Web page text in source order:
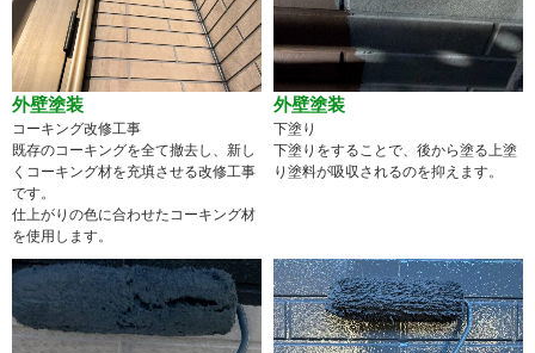
外壁塗装
コーキング改修工事
既存のコーキングを全て撤去し、新し
くコーキング材を充填させる改修工事
です。
仕上がりの色に合わせたコーキング材
を使用します。
外壁塗装
下塗り
下塗りをすることで、後から塗る上塗
り塗料が吸収されるのを抑えます。